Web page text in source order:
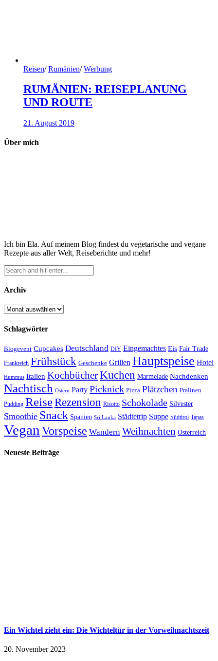
Reisen/ Rumänien/ Werbung
RUMÄNIEN: REISEPLANUNG
UND ROUTE
21. August 2019
Über mich
Ich bin Ela. Auf meinem Blog findest du vegetarische und vegane
Rezepte aus aller Welt, Reiseberichte und mehr!
Archiv
Archiv
Schlagwörter
Blogevent Cupcakes Deutschland DIY Eingemachtes Eis Fair Trade
Frankreich Frühstück Geschenke Grillen Hauptspeise Hotel
Hummus Italien KochbücherKuchen Marmelade Nachdenken
Nachtisch Ostern Party Picknick Pizza Plätzchen Pralinen
Pudding ReiseRezension Risotto Schokolade Silvester
Smoothie Snack Spanien Sri Lanka Städtetrip Suppe Südtirol Tapas
Vegan Vorspeise Wandern Weihnachten Österreich
Neueste Beiträge
Ein Wichtel zieht ein: Die Wichteltür in der Vorweihnachtszeit
20. November 2023